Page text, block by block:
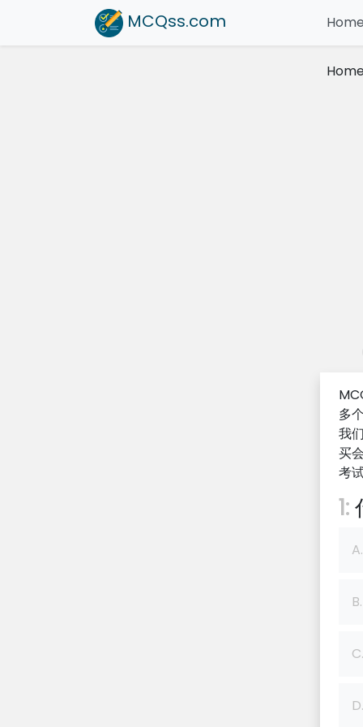
MCQss.com Home
多
我
买
考
1:
A.
B.
C.
D.